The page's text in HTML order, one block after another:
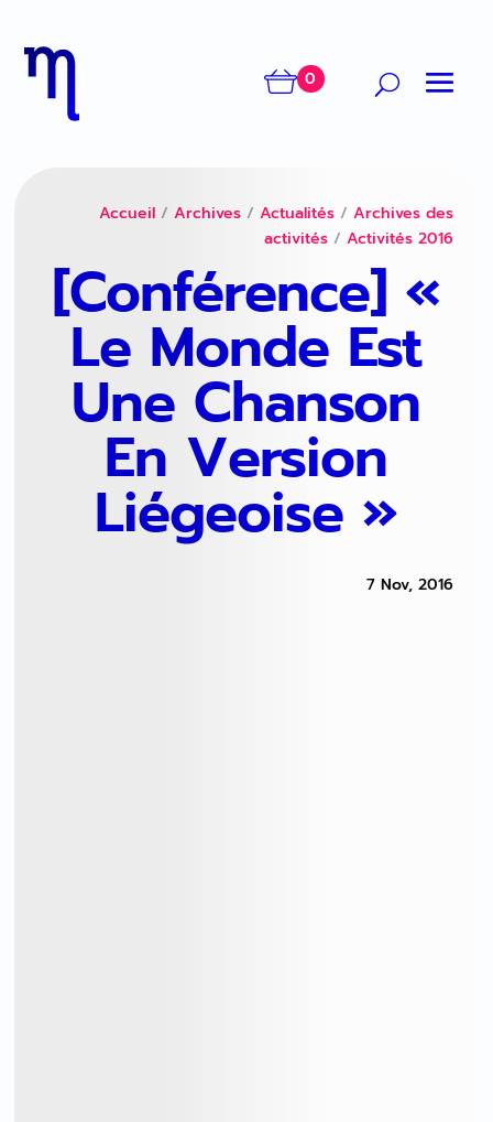
0
Accueil /Archives /Actualités /Archives des
activités /Activités 2016
[Conférence] «
Le Monde Est
Une Chanson
En Version
Liégeoise »
7 Nov, 2016